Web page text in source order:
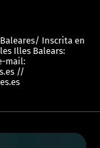
Inscrita en
Illes Balears:
mail:
//